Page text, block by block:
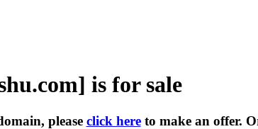
is for sale
please click hereto make an offer.